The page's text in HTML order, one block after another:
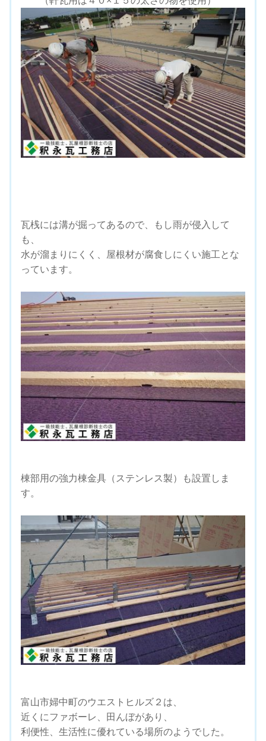
瓦桟には溝が掘ってあるので、もし雨が侵入して
も、
水が溜まりにくく、屋根材が腐食しにくい施工とな
っています。
棟部用の強力棟金具（ステンレス製）も設置しま
す。
富山市婦中町のウエストヒルズ２は、
近くにファボーレ、田んぼがあり、
利便性、生活性に優れている場所のようでした。